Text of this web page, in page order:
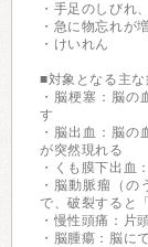
・手足のしびれ
・急に物忘れが
・けいれん
■対象となる主な
・脳梗塞：脳の
す
・脳出血：脳
が突然現れる
・くも膜下出血
・脳動脈瘤（
で、破裂すると
・慢性頭痛：片
・脳腫瘍：脳に